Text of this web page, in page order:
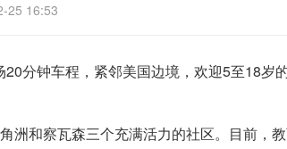
25 16:53
分钟车程，紧邻美国边境，欢迎5至18岁
洲和察瓦森三个充满活力的社区。目前，